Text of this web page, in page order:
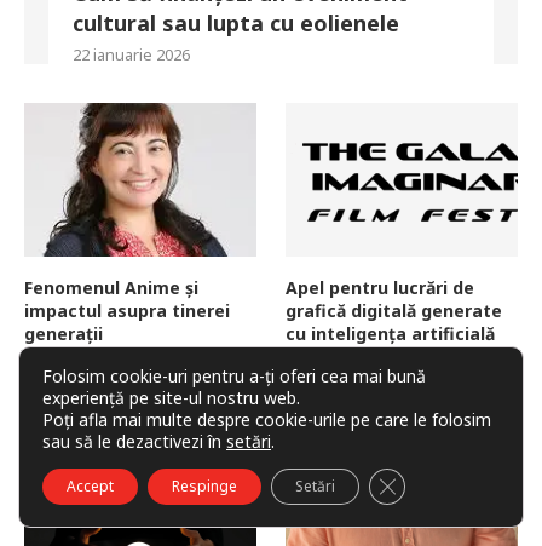
cultural sau lupta cu eolienele
22 ianuarie 2026
Fenomenul Anime și
impactul asupra tinerei
generații
Apel pentru lucrări de
grafică digitală generate
cu inteligența artificială
Folosim cookie-uri pentru a-ți oferi cea mai bună
experiență pe site-ul nostru web.
Poți afla mai multe despre cookie-urile pe care le folosim
sau să le dezactivezi în setări.
Accept Respinge Setări CLOSE GDPR